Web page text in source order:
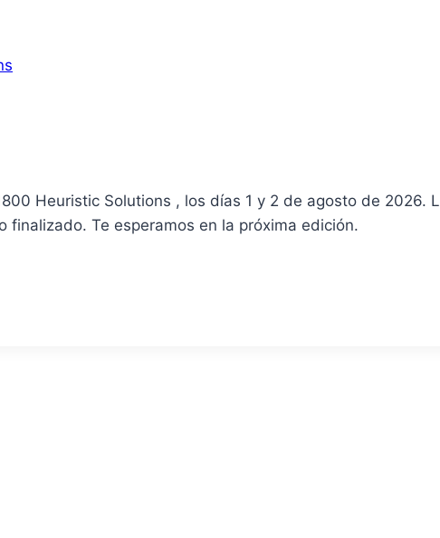
Heuristic Solutions , los días 1 y 2 de agosto de 2026.
Te esperamos en la próxima edición.